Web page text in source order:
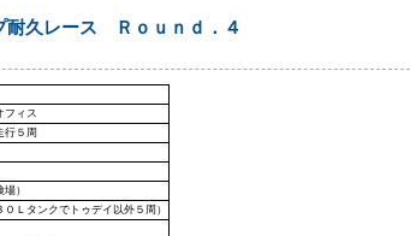
耐久レース Ｒｏｕｎｄ．４
ィス
５周
）
タンクでトゥデイ以外５周）